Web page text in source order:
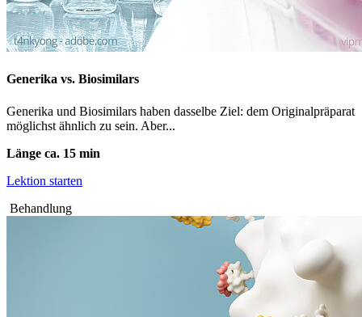
Generika vs. Biosimilars
Generika und Biosimilars haben dasselbe Ziel: dem Originalpräparat
möglichst ähnlich zu sein. Aber...
Länge ca. 15 min
Lektion starten
Behandlung